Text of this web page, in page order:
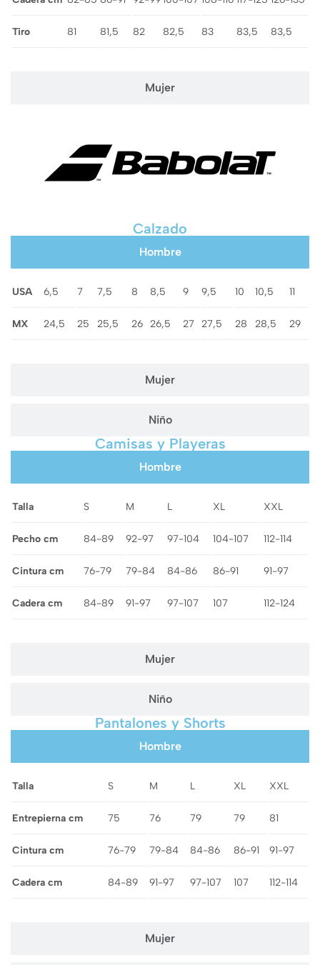
Mujer
Tiro 81 81,5 82 82,5 83 83,5 83,5
Calzado
Hombre
Mujer
Niño
USA 6,5 7 7,5 8 8,5 9 9,5 10 10,5 11
MX 24,5 25 25,5 26 26,5 27 27,5 28 28,5 29
Camisas y Playeras
Hombre
Mujer
Niño
Talla S M L XL XXL
Pecho cm 84-89 92-97 97-104 104-107 112-114
Cintura cm 76-79 79-84 84-86 86-91 91-97
Cadera cm 84-89 91-97 97-107 107 112-124
Pantalones y Shorts
Hombre
Mujer
Talla S M L XL XXL
Entrepierna cm 75 76 79 79 81
Cintura cm 76-79 79-84 84-86 86-91 91-97
Cadera cm 84-89 91-97 97-107 107 112-114